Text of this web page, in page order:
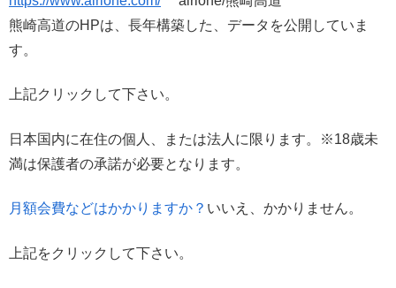
熊崎高道のHPは、長年構築した、データを公開していま
す。
上記クリックして下さい。
日本国内に在住の個人、または法人に限ります。※18歳未
満は保護者の承諾が必要となります。
月額会費などはかかりますか？ いいえ、かかりません。
上記をクリックして下さい。